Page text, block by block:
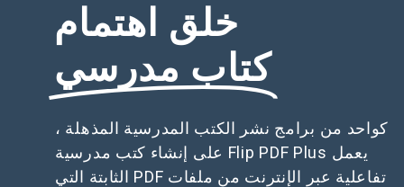
خلق اهتمام
كتاب مدرسي
كواحد من برامج نشر الكتب المدرسية المذهلة ،
يعمل Flip PDF Plus على إنشاء كتب مدرسية
تفاعلية عبر الإنترنت من ملفات PDF الثابتة التي